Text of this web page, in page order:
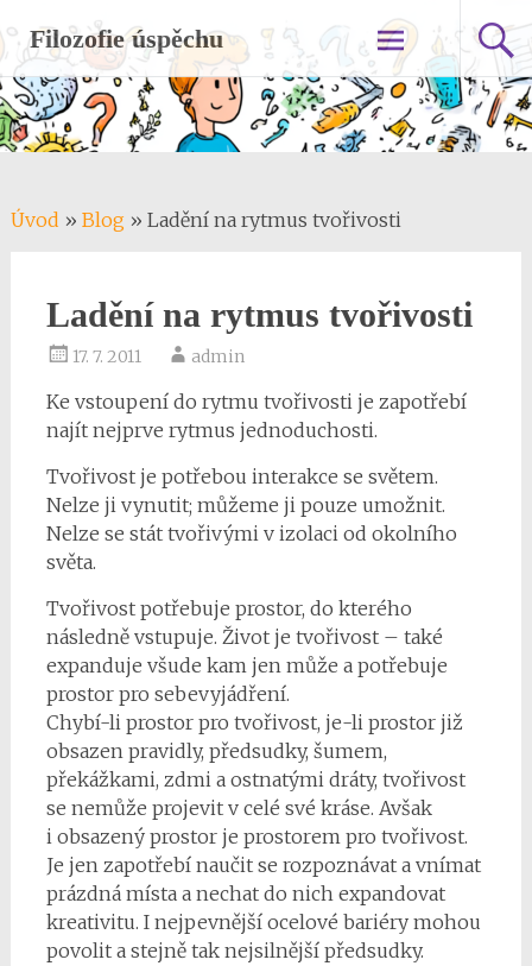
Filozofie úspěchu
Skip
to
content
Úvod » Blog» Ladění na rytmus tvořivosti
Ladění na rytmus tvořivosti
17. 7. 2011 admin
Ke vstoupení do rytmu tvořivosti je zapotřebí
najít nejprve rytmus jednoduchosti.
Tvořivost je potřebou interakce se světem.
Nelze ji vynutit; můžeme ji pouze umožnit.
Nelze se stát tvořivými v izolaci od okolního
světa.
Tvořivost potřebuje prostor, do kterého
následně vstupuje. Život je tvořivost – také
expanduje všude kam jen může a potřebuje
prostor pro sebevyjádření.
Chybí-li prostor pro tvořivost, je-li prostor již
obsazen pravidly, předsudky, šumem,
překážkami, zdmi a ostnatými dráty, tvořivost
se nemůže projevit v celé své kráse. Avšak
i obsazený prostor je prostorem pro tvořivost.
Je jen zapotřebí naučit se rozpoznávat a vnímat
prázdná místa a nechat do nich expandovat
kreativitu. I nejpevnější ocelové bariéry mohou
povolit a stejně tak nejsilnější předsudky.